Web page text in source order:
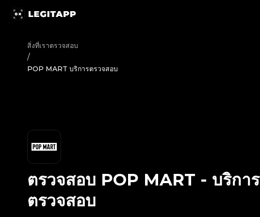
สิ่งที่เราตรวจสอบ
/
POP MART บริการตรวจสอบ
ตรวจสอบ POP MART - บริการ
ตรวจสอบ